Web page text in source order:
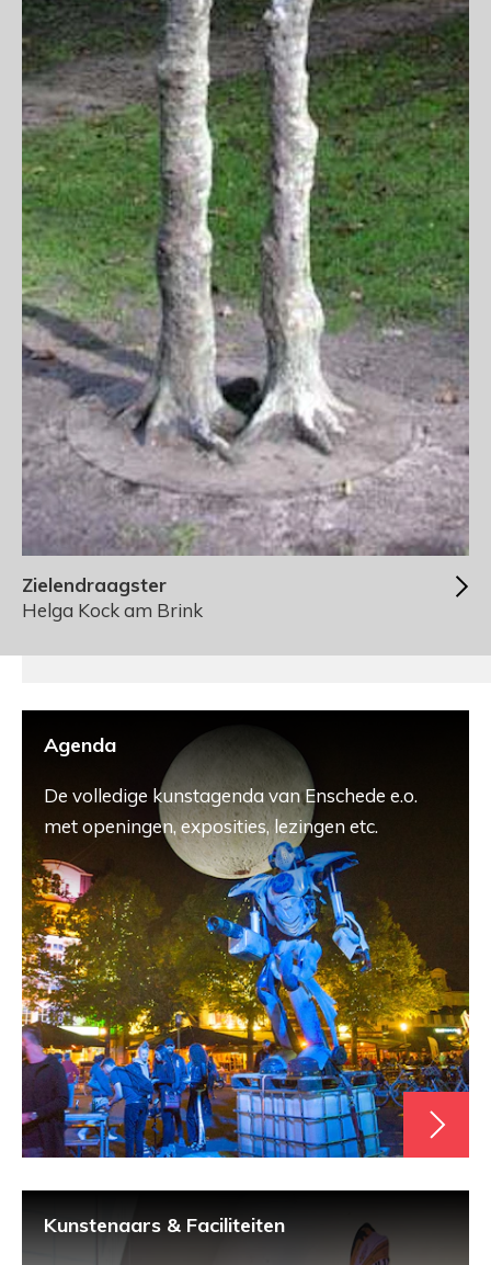
Zielendraagster
Helga Kock am Brink
Agenda
De volledige kunstagenda van Enschede e.o.
met openingen, exposities, lezingen etc.
Kunstenaars & Faciliteiten